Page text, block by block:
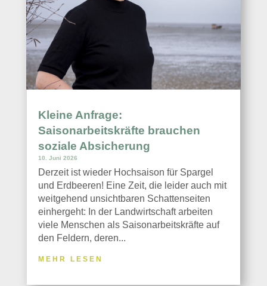
Kleine Anfrage:
Saisonarbeitskräfte brauchen
soziale Absicherung
10. Juni 2026
Derzeit ist wieder Hochsaison für Spargel
und Erdbeeren! Eine Zeit, die leider auch mit
weitgehend unsichtbaren Schattenseiten
einhergeht: In der Landwirtschaft arbeiten
viele Menschen als Saisonarbeitskräfte auf
den Feldern, deren...
MEHR LESEN